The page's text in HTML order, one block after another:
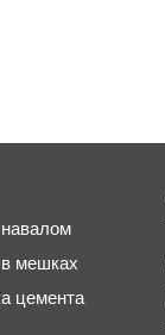
мешках
цемента